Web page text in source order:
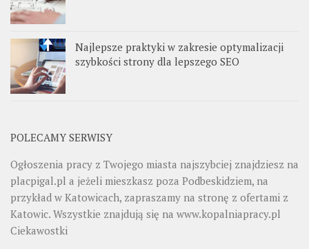
Najlepsze praktyki w zakresie optymalizacji
szybkości strony dla lepszego SEO
POLECAMY SERWISY
Ogłoszenia pracy z Twojego miasta najszybciej znajdziesz na
placpigal.pl a jeżeli mieszkasz poza Podbeskidziem, na
przykład w Katowicach, zapraszamy na stronę z ofertami z
Katowic. Wszystkie znajdują się na www.kopalniapracy.pl
Ciekawostki